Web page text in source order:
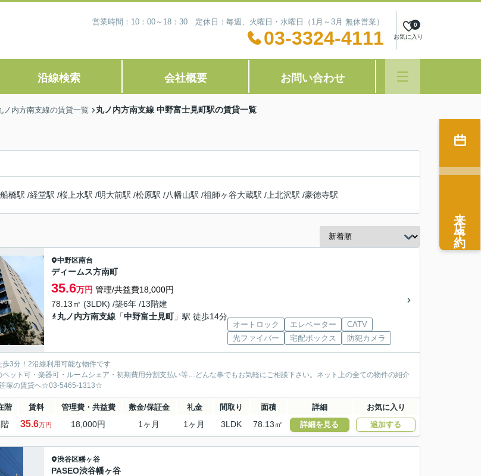
営業時間：10：00～18：30 定休日：毎週、火曜日・水曜日（1月～3月 無休営業）
03-3324-4111 お気に入り
0
沿線検索 会社概要 お問い合わせ
ノ内方南支線の賃貸一覧 丸ノ内方南支線 中野富士見町駅の賃貸一覧
橋駅 /経堂駅 /桜上水駅 /明大前駅 /松原駅 /八幡山駅 /祖師ヶ谷大蔵駅 / 上北沢駅 /豪徳寺駅
中野区南台
ディームス方南町
35.6万円 管理/共益費18,000円
78.13㎡ (3LDK) /築6年 /13階建
丸ノ内方南支線 「中野富士見町」駅 徒歩14分
オートロック エレベーター
CATV
光ファイバー
宅配ボックス 防犯カメラ
3分！2沿線利用可能な物件です
ット可・楽器可・ルームシェア・初期費用分割支払い等…どんな事でもお気軽にご相談下さい。ネット上の全ての物件の紹介
塚の賃貸へ☆03-5465-1313☆
階 賃料 管理費・共益費 敷金/保証金 礼金 間取り 面積 詳細 お気に入り
35.6万円 18,000円 1ヶ月 1ヶ月 3LDK 78.13㎡ 詳細を見る 追加する
渋谷区幡ヶ谷
PASEO渋谷幡ヶ谷
来店予約